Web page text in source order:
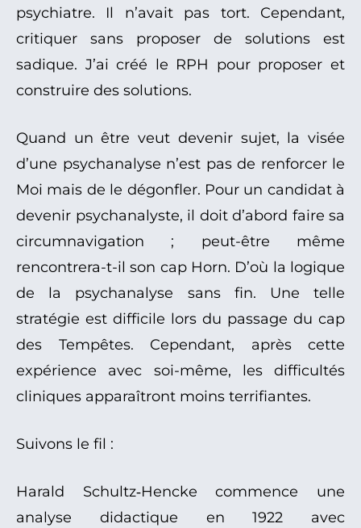
psychiatre. Il n’avait pas tort. Cependant,
critiquer sans proposer de solutions est
sadique. J’ai créé le RPH pour proposer et
construire des solutions.
Quand un être veut devenir sujet, la visée
d’une psychanalyse n’est pas de renforcer le
Moi mais de le dégonfler. Pour un candidat à
devenir psychanalyste, il doit d’abord faire sa
circumnavigation ; peut-être même
rencontrera-t-il son cap Horn. D’où la logique
de la psychanalyse sans fin. Une telle
stratégie est difficile lors du passage du cap
des Tempêtes. Cependant, après cette
expérience avec soi-même, les difficultés
cliniques apparaîtront moins terrifiantes.
Suivons le fil :
Harald Schultz‑Hencke commence une
analyse didactique en 1922 avec